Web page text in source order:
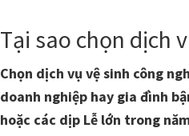
Tại sao chọn dịch
Chọn dịch vụ vệ sinh công
doanh nghiệp hay gia đình
hoặc các dịp Lễ lớn trong